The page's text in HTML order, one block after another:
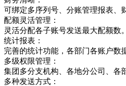
可绑定多序列号、分账管理报表、
配额灵活管理：
灵活分配各子账号发送最大配额数。
统计报表：
完善的统计功能，各部门各账户数
多级权限管理：
集团多分支机构、各地分公司、各
多种发送方式：